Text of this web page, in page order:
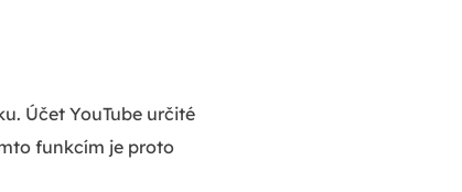
Účet YouTube určité
funkcím je proto